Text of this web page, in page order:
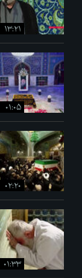
۱۳:۲۱
۰۱:۰۵
۰۲:۲۰
۰۱:۳۳